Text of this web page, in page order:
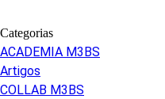
Categorias
ACADEMIA M3BS
Artigos
COLLAB M3BS